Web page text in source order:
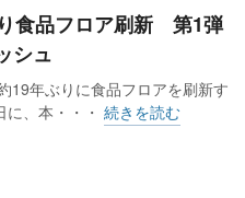
食品フロア刷新 第1弾
シュ
19年ぶりに食品フロアを刷新す
、本・・・ 続きを読む